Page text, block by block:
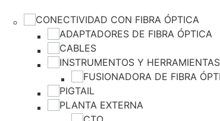
CONECTIVIDAD CON FIBRA ÓPTICA
ADAPTADORES DE FIBRA ÓPTICA
CABLES
INSTRUMENTOS Y HERRAMIENTAS
FUSIONADORA DE FIBRA
PIGTAIL
PLANTA EXTERNA